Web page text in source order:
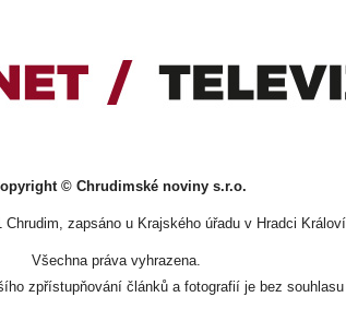
© Chrudimské noviny s.r.o.
Chrudim, zapsáno u Krajského úřadu v Hradci
Všechna práva vyhrazena.
zpřístupňování článků a fotografií je bez